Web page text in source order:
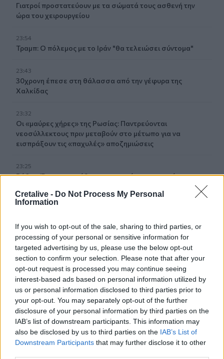
Cretalive - Do Not Process My Personal
Information
If you wish to opt-out of the sale, sharing to third parties, or
processing of your personal or sensitive information for
targeted advertising by us, please use the below opt-out
section to confirm your selection. Please note that after your
opt-out request is processed you may continue seeing
interest-based ads based on personal information utilized by
us or personal information disclosed to third parties prior to
your opt-out. You may separately opt-out of the further
disclosure of your personal information by third parties on the
IAB’s list of downstream participants. This information may
also be disclosed by us to third parties on the IAB’s List of
Downstream Participants that may further disclose it to other
Γιατροί προστατεύουν με τα σώματά τους ασθενή την
ώρα του χειρουργείου
23:54
Τραμπ: Ο πόλεμος με το Ιράν "θα τελειώσει σύντομα"
23:43
30χρονη έπεσε στη θάλασσα από την γέφυρα της
Χαλκίδας
23:32
Οι «μαύρες χήρες» της Ρωσίας: Παντρεύονται
νεοσύλλεκτους πριν μεταβούν στο μέτωπο για να
εισπράξουν τις «παχυλές» αποζημιώσεις
23:25
Ρόδος: Έσπασε ο κάβος και τραυμάτισε ναυτικό
23:19
23:09
Φωτιές σε Σκύρο και Λακωνία: Συνελήφθησαν 63χρονη
και 71χρονος
23:07
Χανιά: ΕΔΕ για την υπόθεση της 75χρονης που βρέθηκε
νεκρή σε χωράφι
Ιταλία: Στη Νάπολη καταγράφηκε θερμοκρασία-ρεκόρ 48
βαθμών